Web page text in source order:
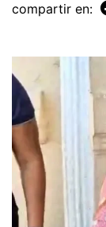
compartir en: